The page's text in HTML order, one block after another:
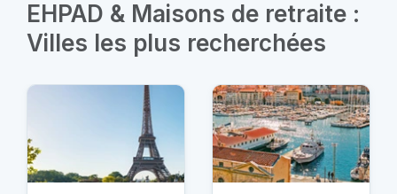
EHPAD & Maisons de retraite :
Villes les plus recherchées